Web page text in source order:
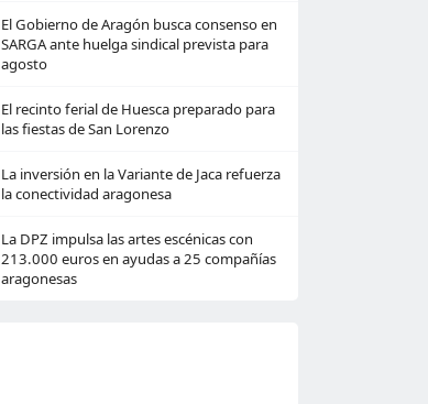
El Gobierno de Aragón busca consenso en
SARGA ante huelga sindical prevista para
agosto
El recinto ferial de Huesca preparado para
las fiestas de San Lorenzo
La inversión en la Variante de Jaca refuerza
la conectividad aragonesa
La DPZ impulsa las artes escénicas con
213.000 euros en ayudas a 25 compañías
aragonesas